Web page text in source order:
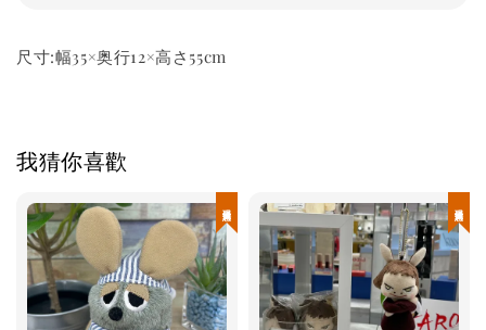
尺寸:幅35×奥行12×高さ55cm
我猜你喜歡